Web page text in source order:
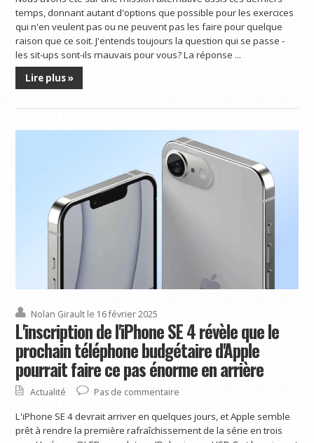
temps, donnant autant d'options que possible pour les exercices
qui n'en veulent pas ou ne peuvent pas les faire pour quelque
raison que ce soit. J'entends toujours la question qui se passe -
les sit-ups sont-ils mauvais pour vous? La réponse ...
Lire plus »
Nolan Girault le 16 février 2025
L'inscription de l'iPhone SE 4 révèle que le
prochain téléphone budgétaire d'Apple
pourrait faire ce pas énorme en arrière
Actualité Pas de commentaire
L'iPhone SE 4 devrait arriver en quelques jours, et Apple semble
prêt à rendre la première rafraîchissement de la série en trois